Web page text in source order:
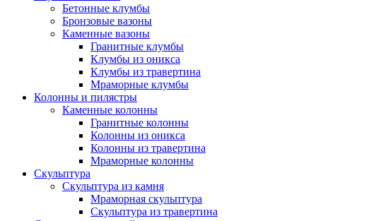
Бетонные клумбы
Бронзовые вазоны
Каменные вазоны
Гранитные клумбы
Клумбы из оникса
Клумбы из травертина
Мраморные клумбы
Колонны и пилястры
Каменные колонны
Гранитные колонны
Колонны из оникса
Колонны из травертина
Мраморные колонны
Скульптура
Скульптура из камня
Мраморная скульптура
Скульптура из травертина